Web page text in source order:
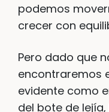
podemos
crecer con
Pero dado que
encontraremos
evidente como
del bote de